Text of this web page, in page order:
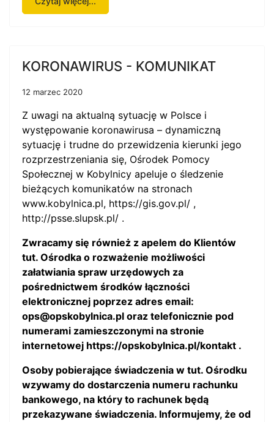
KORONAWIRUS - KOMUNIKAT
12 marzec 2020
Z uwagi na aktualną sytuację w Polsce i
występowanie koronawirusa – dynamiczną
sytuację i trudne do przewidzenia kierunki jego
rozprzestrzeniania się, Ośrodek Pomocy
Społecznej w Kobylnicy apeluje o śledzenie
bieżących komunikatów na stronach
www.kobylnica.pl, https://gis.gov.pl/ ,
http://psse.slupsk.pl/ .
Zwracamy się również z apelem do Klientów
tut. Ośrodka o rozważenie możliwości
załatwiania spraw urzędowych za
pośrednictwem środków łączności
elektronicznej poprzez adres email:
ops@opskobylnica.pl oraz telefonicznie pod
numerami zamieszczonymi na stronie
internetowej https://opskobylnica.pl/kontakt .
Osoby pobierające świadczenia w tut. Ośrodku
wzywamy do dostarczenia numeru rachunku
bankowego, na który to rachunek będą
przekazywane świadczenia. Informujemy, że od